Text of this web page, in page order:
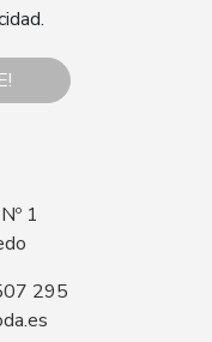
1
295